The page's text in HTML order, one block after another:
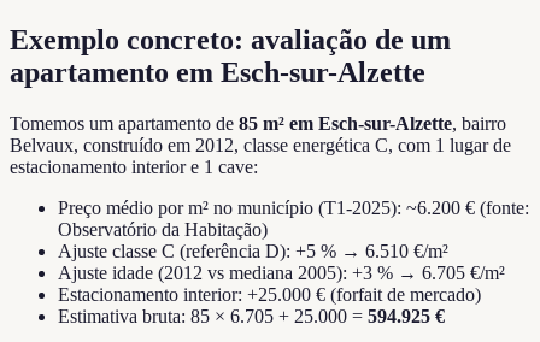
Exemplo concreto: avaliação de um
apartamento em Esch-sur-Alzette
Tomemos um apartamento de 85 m² em Esch-sur-Alzette, bairro
Belvaux, construído em 2012, classe energética C, com 1 lugar de
estacionamento interior e 1 cave:
Preço médio por m² no município (T1-2025): ~6.200 € (fonte:
Observatório da Habitação)
Ajuste classe C (referência D): +5 % → 6.510 €/m²
Ajuste idade (2012 vs mediana 2005): +3 % → 6.705 €/m²
Estacionamento interior: +25.000 € (forfait de mercado)
Estimativa bruta: 85 × 6.705 + 25.000 = 594.925 €